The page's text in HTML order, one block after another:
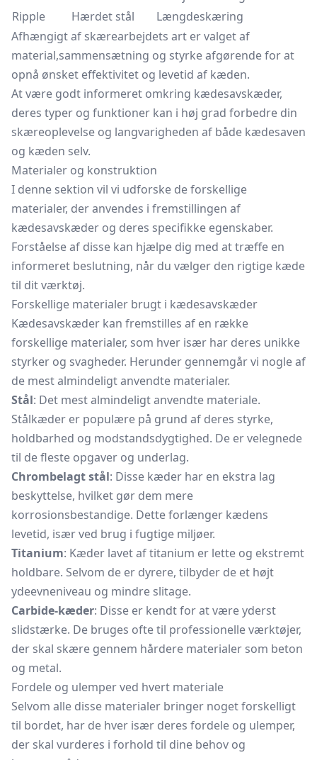
Ripple
Hærdet stål
Længdeskæring
Afhængigt af skærearbejdets art er valget af
material,sammensætning og styrke afgørende for at
opnå ønsket effektivitet og levetid af kæden.
At være godt informeret omkring kædesavskæder,
deres typer og funktioner kan i høj grad forbedre din
skæreoplevelse og langvarigheden af både kædesaven
og kæden selv.
Materialer og konstruktion
I denne sektion vil vi udforske de forskellige
materialer, der anvendes i fremstillingen af
kædesavskæder og deres specifikke egenskaber.
Forståelse af disse kan hjælpe dig med at træffe en
informeret beslutning, når du vælger den rigtige kæde
til dit værktøj.
Forskellige materialer brugt i kædesavskæder
Kædesavskæder kan fremstilles af en række
forskellige materialer, som hver især har deres unikke
styrker og svagheder. Herunder gennemgår vi nogle af
de mest almindeligt anvendte materialer.
Stål: Det mest almindeligt anvendte materiale.
Stålkæder er populære på grund af deres styrke,
holdbarhed og modstandsdygtighed. De er velegnede
til de fleste opgaver og underlag.
Chrombelagt stål: Disse kæder har en ekstra lag
beskyttelse, hvilket gør dem mere
korrosionsbestandige. Dette forlænger kædens
levetid, især ved brug i fugtige miljøer.
Titanium: Kæder lavet af titanium er lette og ekstremt
holdbare. Selvom de er dyrere, tilbyder de et højt
ydeevneniveau og mindre slitage.
Carbide-kæder: Disse er kendt for at være yderst
slidstærke. De bruges ofte til professionelle værktøjer,
der skal skære gennem hårdere materialer som beton
og metal.
Fordele og ulemper ved hvert materiale
Selvom alle disse materialer bringer noget forskelligt
til bordet, har de hver især deres fordele og ulemper,
der skal vurderes i forhold til dine behov og